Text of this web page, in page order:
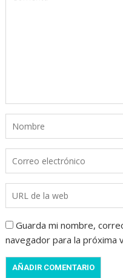
Guarda mi nombre,
navegador para la próxima